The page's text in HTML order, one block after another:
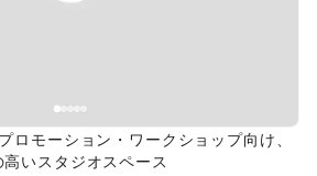
ロモーション・ワークショップ向け、
いスタジオスペース